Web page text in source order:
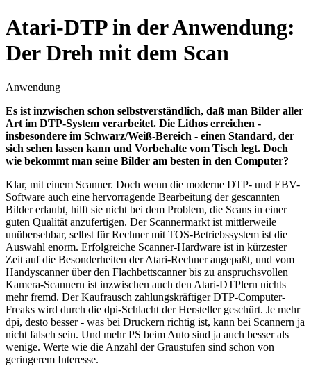
Atari-DTP in der Anwendung:
Der Dreh mit dem Scan
Anwendung
Es ist inzwischen schon selbstverständlich, daß man Bilder aller
Art im DTP-System verarbeitet. Die Lithos erreichen -
insbesondere im Schwarz/Weiß-Bereich - einen Standard, der
sich sehen lassen kann und Vorbehalte vom Tisch legt. Doch
wie bekommt man seine Bilder am besten in den Computer?
Klar, mit einem Scanner. Doch wenn die moderne DTP- und EBV-
Software auch eine hervorragende Bearbeitung der gescannten
Bilder erlaubt, hilft sie nicht bei dem Problem, die Scans in einer
guten Qualität anzufertigen. Der Scannermarkt ist mittlerweile
unübersehbar, selbst für Rechner mit TOS-Betriebssystem ist die
Auswahl enorm. Erfolgreiche Scanner-Hardware ist in kürzester
Zeit auf die Besonderheiten der Atari-Rechner angepaßt, und vom
Handyscanner über den Flachbettscanner bis zu anspruchsvollen
Kamera-Scannern ist inzwischen auch den Atari-DTPlern nichts
mehr fremd. Der Kaufrausch zahlungskräftiger DTP-Computer-
Freaks wird durch die dpi-Schlacht der Hersteller geschürt. Je mehr
dpi, desto besser - was bei Druckern richtig ist, kann bei Scannern ja
nicht falsch sein. Und mehr PS beim Auto sind ja auch besser als
wenige. Werte wie die Anzahl der Graustufen sind schon von
geringerem Interesse.